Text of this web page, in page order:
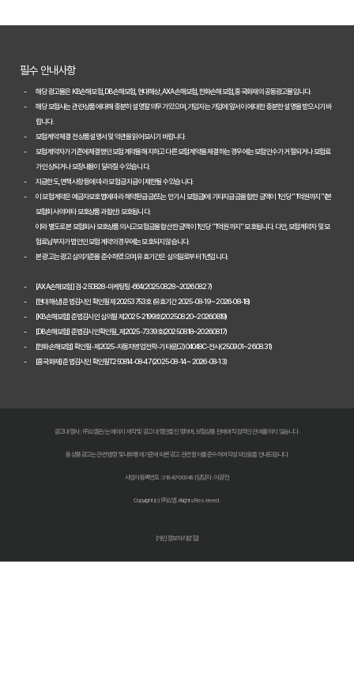
놓치면 손해! 2026년 자동차보험 비교, 이것만은 꼭 확인하세요
2026년 자동차보험 현명하게 비교하는 3가지 핵심 전략
2026년 자동차보험 현명하게 비교하는 3가지 방법
자동차보험료 100만원 절약, 숨겨진 꿀팁 대방출
자동차보험, 다이렉트로 저렴하게 가입하는 비법 공개
내 차에 딱 맞는 자동차보험, 비교하고 고르는 완벽 가이드
2026 자동차보험 다이렉트 비교견적: 숨은 혜택 찾고 보험료 낮추는
자동차보험 다이렉트 비교사이트, 숨겨진 할인 꿀팁으로 진짜 최저가
다이렉트 자동차보험료 아끼는 법: 2026년 견적, 숨겨진 할인 꿀팁 대
다이렉트 자동차보험 비교견적: 숨은 1cm까지 찾아 보험료 낮추는 비
자동차 보험료 인상, 다이렉트 비교견적 사이트로 한 번에 해결!
필수 안내사항
해당 광고물은 KB손해보험, DB손해보험, 현대해상, AXA손해보험, 한화손해보험, 흥국화재의 공동광고물입니다.
해당 보험사는 관련 상품에 대해 충분히 설명할 의무가 있으며, 가입자는 가입에 앞서 이에 대한 충분한 설명을 받으시기 바
랍니다.
보험계약 체결 전 상품설명서 및 약관을 읽어보시기 바랍니다.
보험계약자가 기존에 체결했던 보험계약을 해지하고 다른 보험계약을 체결하는 경우에는 보험인수가 거절되거나 보험료
가 인상되거나 보장내용이 달라질 수 있습니다.
지급한도, 면책사항 등에 따라 보험금 지급이 제한될 수 있습니다.
이 보험계약은 예금자보호법에 따라 해약환급금(또는 만기 시 보험금)에 기타지급금을 합한 금액이 1인당 "1억원까지"(본
보험회사의 여타 보호상품과 합산) 보호됩니다.
이와 별도로 본 보험회사 보호상품의 사고보험금을 합산한 금액이 1인당 "1억원까지" 보호됩니다. 다만, 보험계약자 및 보
험료납부자가 법인인 보험계약의 경우에는 보호되지 않습니다.
본 광고는 광고심의기준을 준수하였으며, 유효기간은 심의일로부터 1년입니다.
[AXA손해보험] 검-250828-마케팅팀-664(2025.08.28~2026.08.27)
[현대해상] 준법감시인 확인필 제20253753호 (유효기간 2025-08-19 ~ 2026-08-18)
[KB손해보험] 준법감시인 심의필 제2025-2199호(2025.08.20~2026.08.19)
[DB손해보험] 준법감시인확인필_제2025-7339호(2025.08.18~2026.08.17)
[한화손해보험] 확인필-제2025-자동차영업전략-기타(광고)04048C-전사(25.09.01~26.08.31)
[흥국화재] 준법감시인 확인필T250814-08-47 (2025-08-14 ~ 2026-08-13)
광고대행사 : ㈜쇼엠은/는 페이지 제작 및 광고 대행만을 진행하며, 보험상품 판매에 직접적인 관여를 하지 않습니다.
동 상품광고는 관련 법령 및 내부통제기준에 따른 광고 관련 절차를 준수하여 작성되었음을 안내드립니다.
사업자등록번호 : 318-87-00348 | 담당자 : 이광헌
Copyright (c) ㈜쇼엠 All rights Reserved.
[개인정보처리방침]